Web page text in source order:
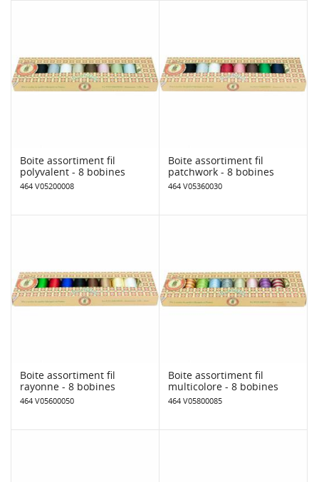
Boite assortiment fil
polyvalent - 8 bobines
464 V05200008
Boite assortiment fil
patchwork - 8 bobines
464 V05360030
Boite assortiment fil
rayonne - 8 bobines
464 V05600050
Boite assortiment fil
multicolore - 8 bobines
464 V05800085